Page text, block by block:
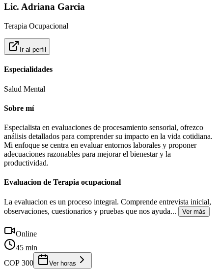
Lic. Adriana Garcia
Terapia Ocupacional
Ir al perfil
Especialidades
Salud Mental
Sobre mí
Especialista en evaluaciones de procesamiento sensorial, ofrezco
análisis detallados para comprender su impacto en la vida cotidiana.
Mi enfoque se centra en evaluar entornos laborales y proponer
adecuaciones razonables para mejorar el bienestar y la
productividad.
Evaluacion de Terapia ocupacional
La evaluacion es un proceso integral. Comprende entrevista inicial,
observaciones, cuestionarios y pruebas que nos ayuda... Ver más
Online
45 min
COP 300
Ver horas